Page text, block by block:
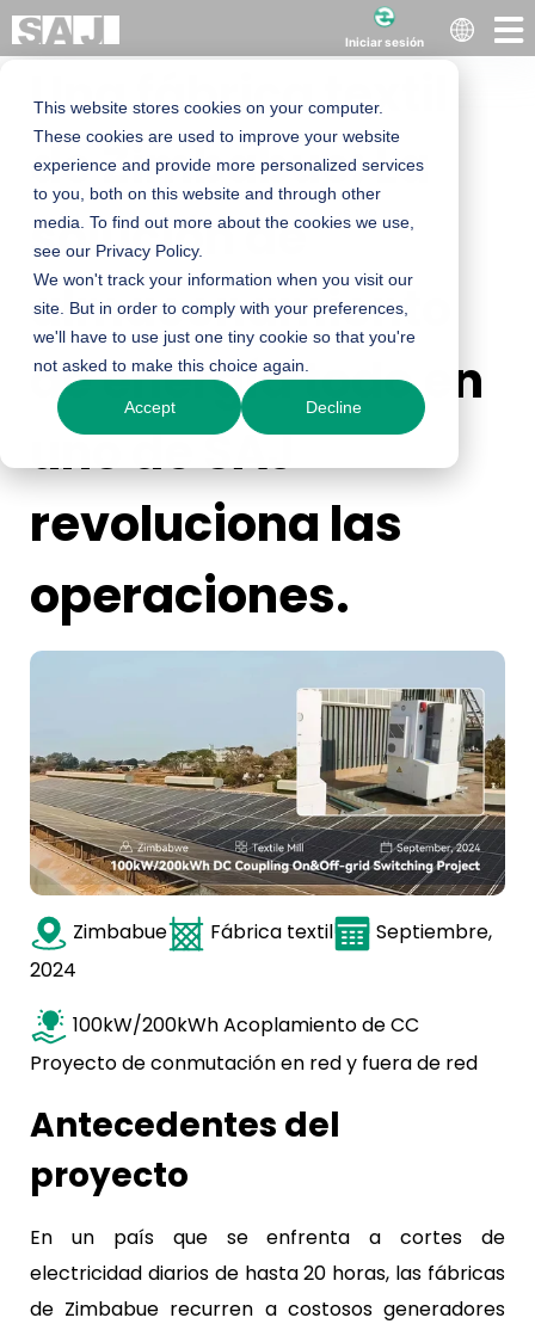
This website stores cookies on your computer.
These cookies are used to improve your website
experience and provide more personalized services
to you, both on this website and through other
media. To find out more about the cookies we use,
see our Privacy Policy.
We won't track your information when you visit our
site. But in order to comply with your preferences,
we'll have to use just one tiny cookie so that you're
not asked to make this choice again.
Accept Decline
Iniciar sesión
Una fábrica textil
de Zimbabue: La
solución de
almacenamiento
de energía todo en
uno de SAJ
revoluciona las
operaciones.
Zimbabue Fábrica textil
Septiembre,
2024
100kW/200kWh Acoplamiento de CC
Proyecto de conmutación en red y fuera de red
Antecedentes del
proyecto
En un país que se enfrenta a cortes de
electricidad diarios de hasta 20 horas, las fábricas
de Zimbabue recurren a costosos generadores